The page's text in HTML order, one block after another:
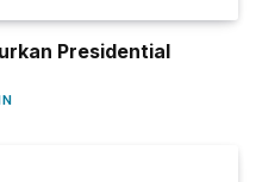
Presidential